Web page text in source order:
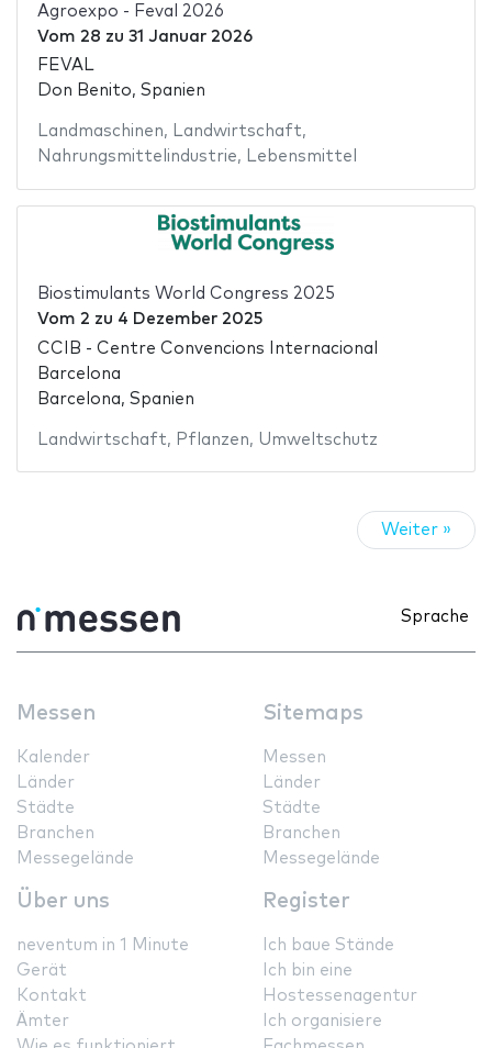
Agroexpo - Feval 2026
Vom 28 zu 31 Januar 2026
FEVAL
Don Benito, Spanien
Landmaschinen, Landwirtschaft,
Nahrungsmittelindustrie, Lebensmittel
Biostimulants World Congress 2025
Vom 2 zu 4 Dezember 2025
CCIB - Centre Convencions Internacional
Barcelona
Barcelona, Spanien
Landwirtschaft, Pflanzen, Umweltschutz
Weiter »
Sprache
Messen
Kalender
Länder
Städte
Branchen
Messegelände
Sitemaps
Messen
Länder
Städte
Branchen
Messegelände
Über uns
neventum in 1 Minute
Gerät
Kontakt
Ämter
Register
Ich baue Stände
Ich bin eine
Hostessenagentur
Ich organisiere